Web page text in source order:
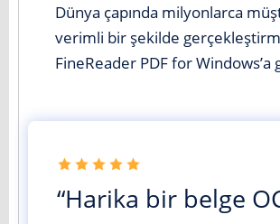
Dünya çapında milyonlarca
verimli bir şekilde
FineReader PDF for Windows’a
“Harika bir belge